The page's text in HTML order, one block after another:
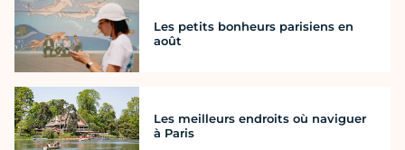
Les petits bonheurs parisiens en
août
Les meilleurs endroits où naviguer
à Paris